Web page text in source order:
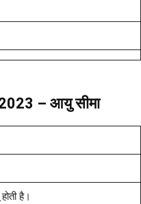
– आयु सीमा
है।